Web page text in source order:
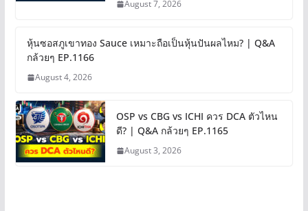
August 7, 2026
หุ้นซอสภูเขาทอง Sauce เหมาะถือเป็นหุ้นปันผลไหม? | Q&A
กล้วยๆ EP.1166
August 4, 2026
OSP vs CBG vs ICHI ควร DCA ตัวไหน
ดี? | Q&A กล้วยๆ EP.1165
August 3, 2026